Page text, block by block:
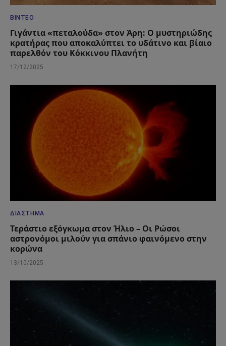
ΒΊΝΤΕΟ
Γιγάντια «πεταλούδα» στον Άρη: Ο μυστηριώδης
κρατήρας που αποκαλύπτει το υδάτινο και βίαιο
παρελθόν του Κόκκινου Πλανήτη
17/12/2025
ΔΙΆΣΤΗΜΑ
Τεράστιο εξόγκωμα στον Ήλιο – Οι Ρώσοι
αστρονόμοι μιλούν για σπάνιο φαινόμενο στην
κορώνα
13/10/2025